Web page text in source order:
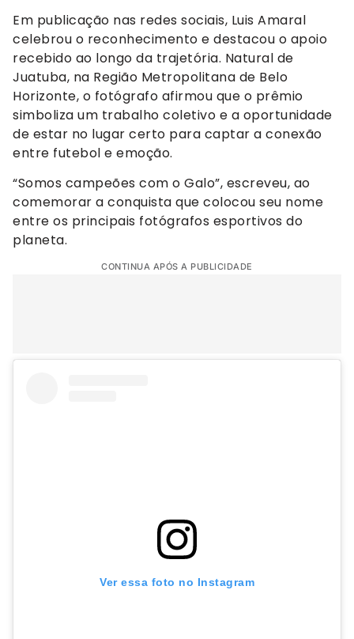
Em publicação nas redes sociais, Luis Amaral
celebrou o reconhecimento e destacou o apoio
recebido ao longo da trajetória. Natural de
Juatuba, na Região Metropolitana de Belo
Horizonte, o fotógrafo afirmou que o prêmio
simboliza um trabalho coletivo e a oportunidade
de estar no lugar certo para captar a conexão
entre futebol e emoção.
“Somos campeões com o Galo”, escreveu, ao
comemorar a conquista que colocou seu nome
entre os principais fotógrafos esportivos do
planeta.
CONTINUA APÓS A PUBLICIDADE
Ver essa foto no Instagram